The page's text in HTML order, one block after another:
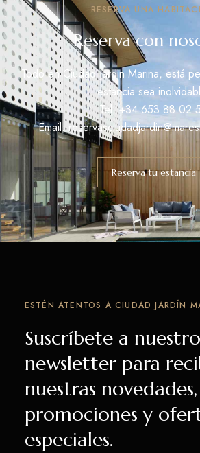
RESERVA UNA
Reserva con
Todo en Ciudad Jardin Marina, está
estancia sea
Tel: +34653 88 02
Email:
Reserva tu estancia
ESTÉN ATENTOS A CIUDAD JARDÍN
Suscríbete a nuestro
newsletter para
nuestras novedades,
promociones y
especiales.